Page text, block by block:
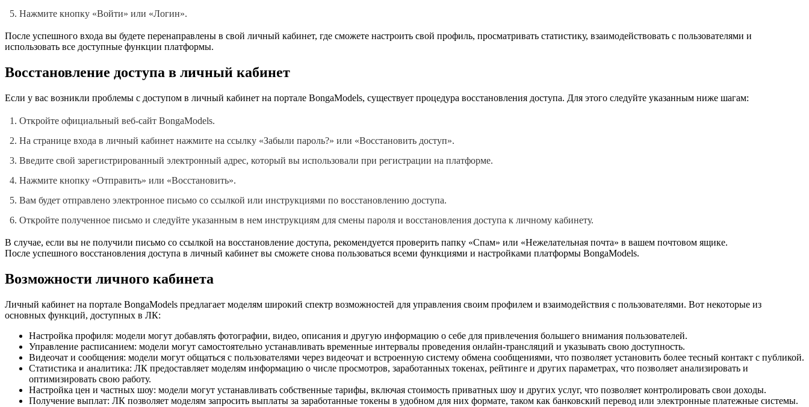
Нажмите кнопку «Войти» или «Логин».
После успешного входа вы будете перенаправлены в свой личный кабинет, где сможете настроить свой профиль, просматривать статистику, взаимодействовать с пользователями и
использовать все доступные функции платформы.
Восстановление доступа в личный кабинет
Если у вас возникли проблемы с доступом в личный кабинет на портале BongaModels, существует процедура восстановления доступа. Для этого следуйте указанным ниже шагам:
Откройте официальный веб-сайт BongaModels.
На странице входа в личный кабинет нажмите на ссылку «Забыли пароль?» или «Восстановить доступ».
Введите свой зарегистрированный электронный адрес, который вы использовали при регистрации на платформе.
Нажмите кнопку «Отправить» или «Восстановить».
Вам будет отправлено электронное письмо со ссылкой или инструкциями по восстановлению доступа.
Откройте полученное письмо и следуйте указанным в нем инструкциям для смены пароля и восстановления доступа к личному кабинету.
В случае, если вы не получили письмо со ссылкой на восстановление доступа, рекомендуется проверить папку «Спам» или «Нежелательная почта» в вашем почтовом ящике.
После успешного восстановления доступа в личный кабинет вы сможете снова пользоваться всеми функциями и настройками платформы BongaModels.
Возможности личного кабинета
Личный кабинет на портале BongaModels предлагает моделям широкий спектр возможностей для управления своим профилем и взаимодействия с пользователями. Вот некоторые из
основных функций, доступных в ЛК:
Настройка профиля: модели могут добавлять фотографии, видео, описания и другую информацию о себе для привлечения большего внимания пользователей.
Управление расписанием: модели могут самостоятельно устанавливать временные интервалы проведения онлайн-трансляций и указывать свою доступность.
Видеочат и сообщения: модели могут общаться с пользователями через видеочат и встроенную систему обмена сообщениями, что позволяет установить более тесный контакт с публикой.
Статистика и аналитика: ЛК предоставляет моделям информацию о числе просмотров, заработанных токенах, рейтинге и других параметрах, что позволяет анализировать и
оптимизировать свою работу.
Настройка цен и частных шоу: модели могут устанавливать собственные тарифы, включая стоимость приватных шоу и других услуг, что позволяет контролировать свои доходы.
Получение выплат: ЛК позволяет моделям запросить выплаты за заработанные токены в удобном для них формате, таком как банковский перевод или электронные платежные системы.